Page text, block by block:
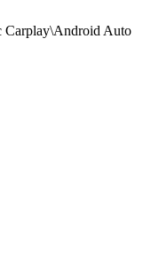
Carplay\Android Auto